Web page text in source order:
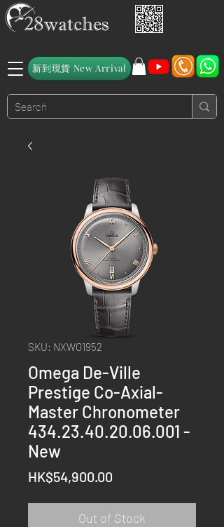
新到現貨 New Arrival
SKU: NXWO1952
Omega De-Ville
Prestige Co-Axial-
Master Chronometer
434.23.40.20.06.001 -
New
HK$54,900.00
Out of Stock